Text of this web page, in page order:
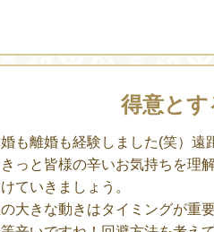
得意と
も離婚も経験しました(笑）
っと皆様の辛いお気持ちを理
ていきましょう。
大きな動きはタイミングが重